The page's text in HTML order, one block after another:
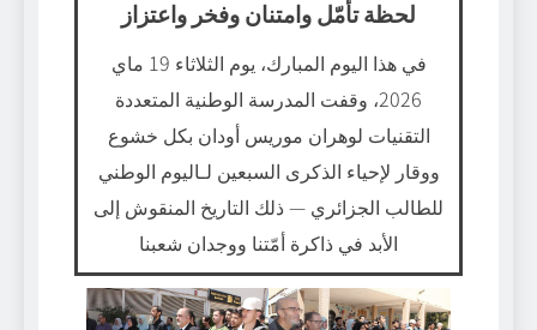
لحظة تأمّل وامتنان وفخر واعتزاز
في هذا اليوم المبارك، يوم الثلاثاء 19 ماي
2026، وقفت المدرسة الوطنية المتعددة
التقنيات لوهران موريس أودان بكل خشوع
ووقار لإحياء الذكرى السبعين لـاليوم الوطني
للطالب الجزائري — ذلك التاريخ المنقوش إلى
الأبد في ذاكرة أمّتنا ووجدان شعبنا